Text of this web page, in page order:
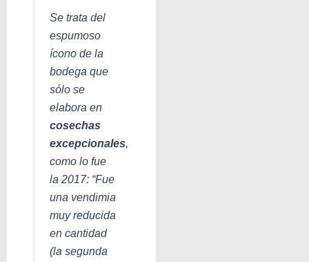
Se trata del
espumoso
ícono de la
bodega que
sólo se
elabora en
cosechas
excepcionales,
como lo fue
la 2017: “Fue
una vendimia
muy reducida
en cantidad
(la segunda